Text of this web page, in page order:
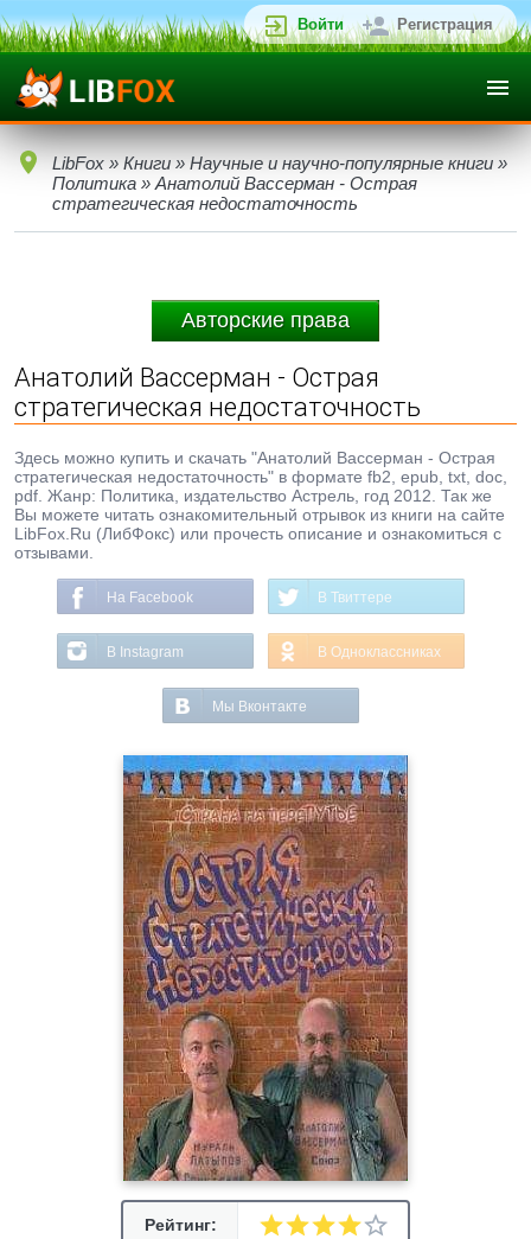
Войти Регистрация
LibFox » Книги » Научные и научно-популярные книги »
Политика » Анатолий Вассерман - Острая
стратегическая недостаточность
Авторские права
Анатолий Вассерман - Острая
стратегическая недостаточность
Здесь можно купить и скачать "Анатолий Вассерман - Острая
стратегическая недостаточность" в формате fb2, epub, txt, doc,
pdf. Жанр: Политика, издательство Астрель, год 2012. Так же
Вы можете читать ознакомительный отрывок из книги на сайте
LibFox.Ru (ЛибФокс) или прочесть описание и ознакомиться с
отзывами.
На Facebook В Твиттере
В Instagram В Одноклассниках
Мы Вконтакте
Рейтинг: